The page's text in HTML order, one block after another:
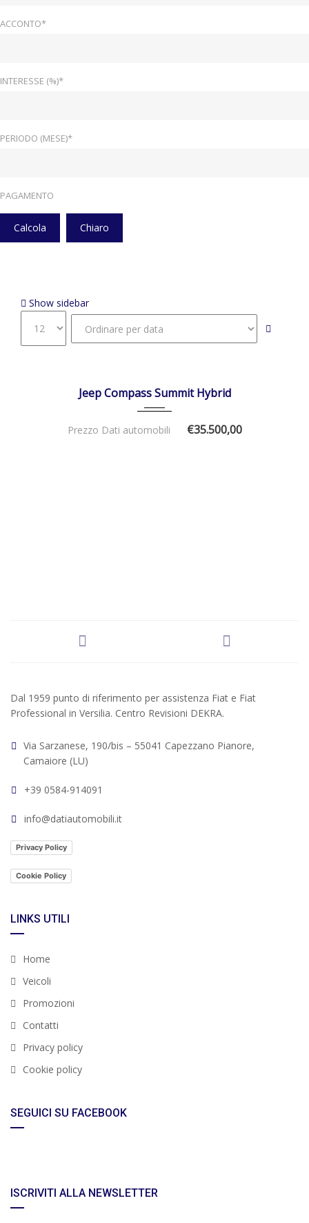
ACCONTO*
INTERESSE (%)*
PERIODO (MESE)*
PAGAMENTO
Calcola Chiaro
Show sidebar
Jeep Compass Summit Hybrid
Prezzo Dati automobili €35.500,00
Dal 1959 punto di riferimento per assistenza Fiat e Fiat
Professional in Versilia. Centro Revisioni DEKRA.
Via Sarzanese, 190/bis – 55041 Capezzano Pianore,
Camaiore (LU)
+39 0584-914091
info@datiautomobili.it
Privacy Policy
Cookie Policy
LINKS UTILI
Home
Veicoli
Promozioni
Contatti
Privacy policy
Cookie policy
SEGUICI SU FACEBOOK
ISCRIVITI ALLA NEWSLETTER